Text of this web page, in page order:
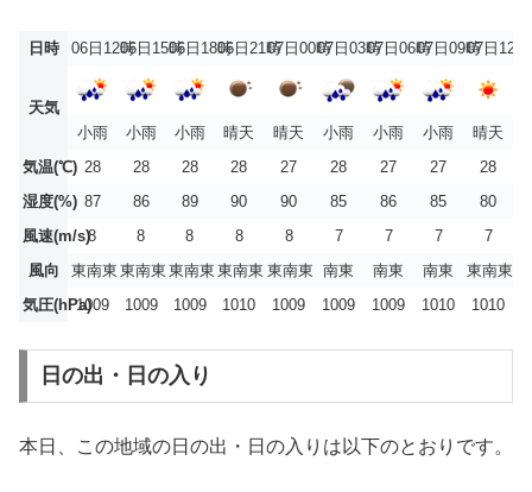
日時 06日12時06日15時06日18時06日21時07日00時07日03時07日06時07日09時07日12時
天気
小雨
小雨 小雨 晴天 晴天 小雨 小雨 小雨
晴天
気温(℃) 28 28 28 28 27 28 27 27
28
湿度(%) 87 86 89 90 90 85 86 85
80
風速(m/s)8 8 8 8 8 7 7 7
7
風向
東南東 東南東 東南東 東南東 東南東 南東 南東 南東
東南東
気圧(hPa)1009 1009 1009 1010 1009 1009 1009 1010 1010
日の出・日の入り
本日、この地域の日の出・日の入りは以下のとおりです。